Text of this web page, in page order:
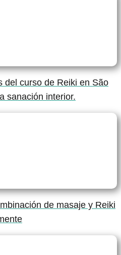
del curso de Reiki en São
sanación interior.
de masaje y Reiki